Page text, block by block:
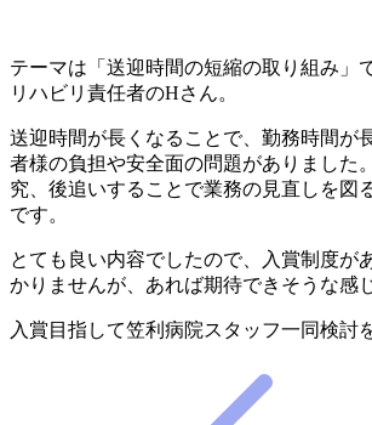
テーマは「送迎時間の短縮の取り組み」
リハビリ責任者のHさん。
送迎時間が長くなることで、勤務時間が
者様の負担や安全面の問題がありました
究、後追いすることで業務の見直しを図
です。
とても良い内容でしたので、入賞制度が
かりませんが、あれば期待できそうな感
入賞目指して笠利病院スタッフ一同検討